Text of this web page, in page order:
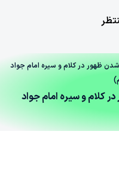
ظهور در کلام و سیره امام جواد
کلام و سیره امام جواد